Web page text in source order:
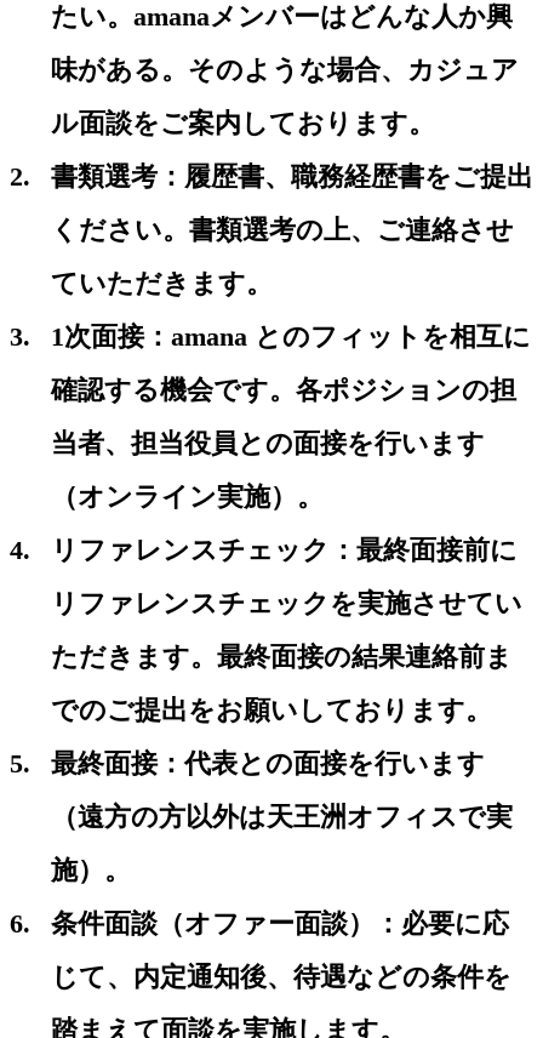
たい。amanaメンバーはどんな人か興
味がある。そのような場合、カジュア
ル面談をご案内しております。
書類選考：履歴書、職務経歴書をご提出
ください。書類選考の上、ご連絡させ
ていただきます。
1次面接：amana とのフィットを相互に
確認する機会です。各ポジションの担
当者、担当役員との面接を行います
（オンライン実施）。
リファレンスチェック：最終面接前に
リファレンスチェックを実施させてい
ただきます。最終面接の結果連絡前ま
でのご提出をお願いしております。
最終面接：代表との面接を行います
（遠方の方以外は天王洲オフィスで実
施）。
条件面談（オファー面談）：必要に応
じて、内定通知後、待遇などの条件を
踏まえて面談を実施します。